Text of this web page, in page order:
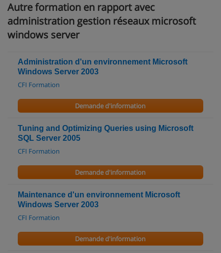
Autre formation en rapport avec
administration gestion réseaux microsoft
windows server
Administration d'un environnement Microsoft
Windows Server 2003
CFI Formation
Demande d'information
Tuning and Optimizing Queries using Microsoft
SQL Server 2005
CFI Formation
Demande d'information
Maintenance d'un environnement Microsoft
Windows Server 2003
CFI Formation
Demande d'information